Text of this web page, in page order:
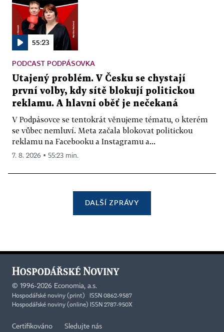
55:23
PODCAST PODPÁSOVKA
Utajený problém. V Česku se chystají
první volby, kdy sítě blokují politickou
reklamu. A hlavní oběť je nečekaná
V Podpásovce se tentokrát věnujeme tématu, o kterém
se vůbec nemluví. Meta začala blokovat politickou
reklamu na Facebooku a Instagramu a...
7. 8. 2026 ▪ 55:23 min.
DALŠÍ ZPRÁVY
© 1996-2026 Economia, a.s.
Hospodářské noviny (print) ISSN 0862-9587
Hospodářské noviny (online) ISSN 2787-950X
Certifikováno Sledujte nás